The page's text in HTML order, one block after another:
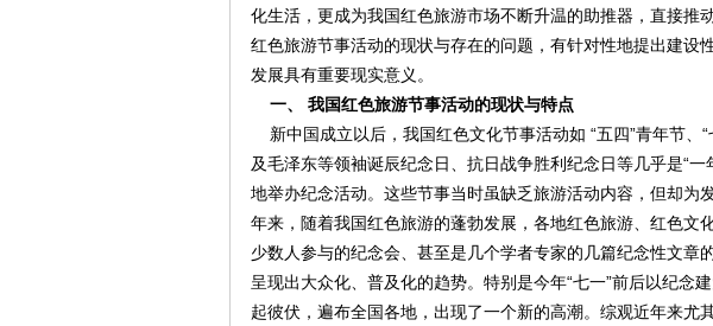
化生活，更成为我国红色旅游市场不断升温的助推器，直接推
红色旅游节事活动的现状与存在的问题，有针对性地提出建设
发展具有重要现实意义。
一、 我国红色旅游节事活动的现状与特点
新中国成立以后，我国红色文化节事活动如 “五四”青年节、“
及毛泽东等领袖诞辰纪念日、抗日战争胜利纪念日等几乎是“
地举办纪念活动。这些节事当时虽缺乏旅游活动内容，但却为
年来，随着我国红色旅游的蓬勃发展，各地红色旅游、红色文
少数人参与的纪念会、甚至是几个学者专家的几篇纪念性文章
呈现出大众化、普及化的趋势。特别是今年“七一”前后以纪念
起彼伏，遍布全国各地，出现了一个新的高潮。综观近年来尤